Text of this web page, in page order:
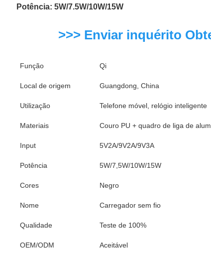
Potência: 5W/7.5W/10W/15W
>>> Enviar inquérito
Função Qi
Local de origem Guangdong, China
Utilização Telefone móvel, relógio inteligente
Materiais Couro PU + quadro de liga de
Input 5V2A/9V2A/9V3A
Potência 5W/7,5W/10W/15W
Cores Negro
Nome Carregador sem fio
Qualidade Teste de 100%
OEM/ODM Aceitável